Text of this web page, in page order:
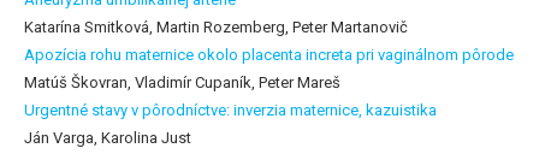
Katarína Smitková, Martin Rozemberg, Peter Martanovič
Apozícia rohu maternice okolo placenta increta pri vaginálnom pôrode
Matúš Škovran, Vladimír Cupaník, Peter Mareš
Urgentné stavy v pôrodníctve: inverzia maternice, kazuistika
Ján Varga, Karolina Just